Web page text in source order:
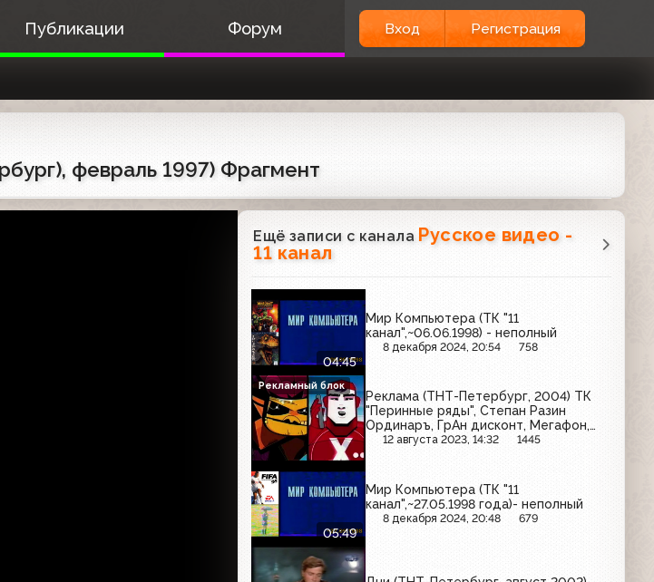
Публикации Форум Вход Регистрация
февраль 1997) Фрагмент
Ещё записи с канала Русское видео -
11 канал
04:45
Мир Компьютера (ТК "11
канал",~06.06.1998) - неполный
8 декабря 2024, 20:54 758
Реклама (ТНТ-Петербург, 2004) ТК
"Перинные ряды", Степан Разин
Ординаръ, ГрАн дисконт, Мегафон,
Панорама TV
12 августа 2023, 14:32 1445
Рекламный блок
05:49
Мир Компьютера (ТК "11
канал",~27.05.1998 года)- неполный
8 декабря 2024, 20:48 679